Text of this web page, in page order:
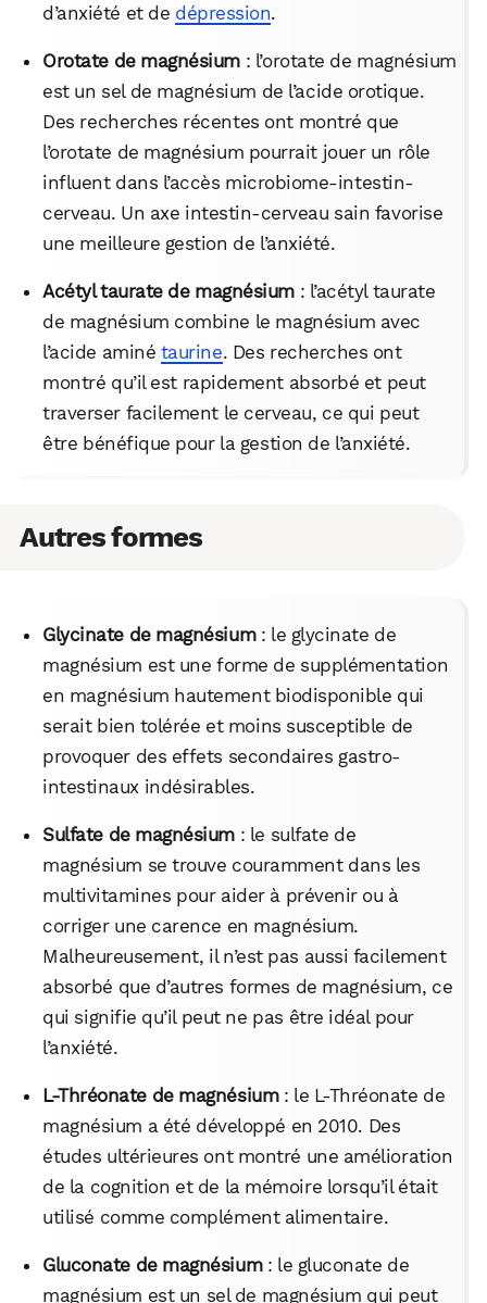
d’anxiété et de dépression.
Orotate de magnésium : l’orotate de magnésium
est un sel de magnésium de l’acide orotique.
Des recherches récentes ont montré que
l’orotate de magnésium pourrait jouer un rôle
influent dans l’accès microbiome-intestin-
cerveau. Un axe intestin-cerveau sain favorise
une meilleure gestion de l’anxiété.
Acétyl taurate de magnésium: l’acétyl taurate
de magnésium combine le magnésium avec
l’acide aminé taurine. Des recherches ont
montré qu’il est rapidement absorbé et peut
traverser facilement le cerveau, ce qui peut
être bénéfique pour la gestion de l’anxiété.
Autres formes
Glycinate de magnésium: le glycinate de
magnésium est une forme de supplémentation
en magnésium hautement biodisponible qui
serait bien tolérée et moins susceptible de
provoquer des effets secondaires gastro-
intestinaux indésirables.
Sulfate de magnésium : le sulfate de
magnésium se trouve couramment dans les
multivitamines pour aider à prévenir ou à
corriger une carence en magnésium.
Malheureusement, il n’est pas aussi facilement
absorbé que d’autres formes de magnésium, ce
qui signifie qu’il peut ne pas être idéal pour
l’anxiété.
L-Thréonate de magnésium: le L-Thréonate de
magnésium a été développé en 2010. Des
études ultérieures ont montré une amélioration
de la cognition et de la mémoire lorsqu’il était
utilisé comme complément alimentaire.
Gluconate de magnésium: le gluconate de
magnésium est un sel de magnésium qui peut